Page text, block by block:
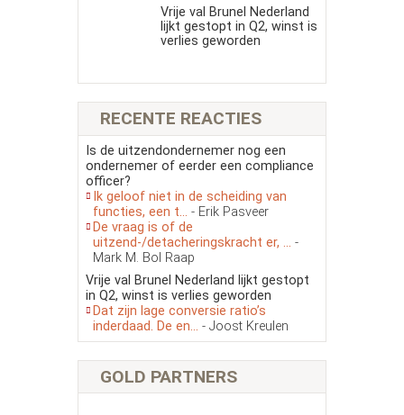
Vrije val Brunel Nederland
lijkt gestopt in Q2, winst is
verlies geworden
RECENTE REACTIES
Is de uitzendondernemer nog een
ondernemer of eerder een compliance
officer?
Ik geloof niet in de scheiding van
functies, een t... - Erik Pasveer
De vraag is of de
uitzend-/detacheringskracht er, ... -
Mark M. Bol Raap
Vrije val Brunel Nederland lijkt gestopt
in Q2, winst is verlies geworden
Dat zijn lage conversie ratio’s
inderdaad. De en... - Joost Kreulen
GOLD PARTNERS